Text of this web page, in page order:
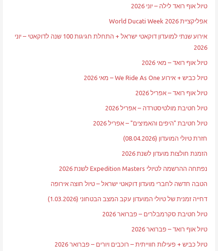
טיול אוף רואד לילה – יוני 2026
אפליקציית World Ducati Week 2026
אירוע שנתי למועדון דוקאטי ישראל + התחלת חגיגות 100 שנה לדוקאטי – יוני
2026
טיול אוף רואד – מאי 2026
טיול כביש + אירוע We Ride As One – מאי 2026
טיול אוף רואד – אפריל 2026
טיול חטיבת מולטיסטרדה – אפריל 2026
טיול חטיבת "היפים והאמיצים" – אפריל 2026
חזרת טיולי המועדון (08.04.2026)
הזמנת חולצות מועדון לשנת 2026
נפתחה ההרשמה לטיולי Expedition Masters לשנת 2026
הטבה חדשה לחברי מועדון דוקאטי ישראל – טיול חוצה אירופה
דחייה זמנית של טיולי המועדון עקב המצב הבטחוני (1.03.2026)
טיול חטיבת סקרמבלרים – פברואר 2026
טיול אוף רואד – פברואר 2026
טיול כביש + פעילות חווייתית – רוכבים ויורים – פברואר 2026